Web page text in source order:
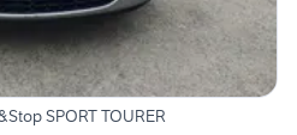
SPORT TOURER